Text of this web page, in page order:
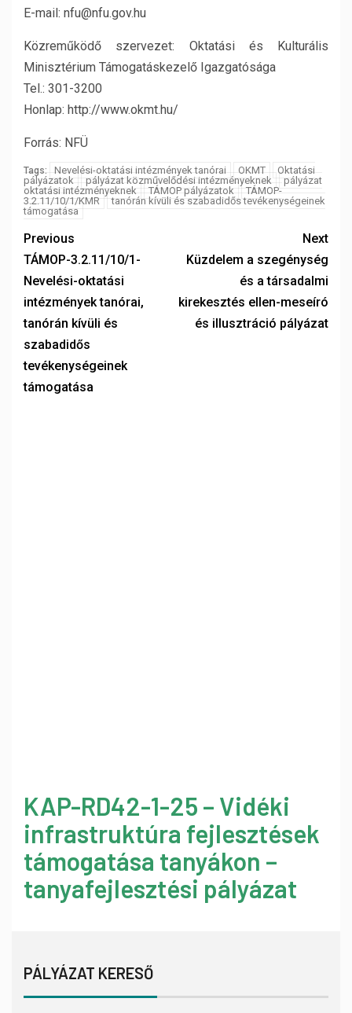
E-mail: nfu@nfu.gov.hu
Közreműködő szervezet: Oktatási és Kulturális
Minisztérium Támogatáskezelő Igazgatósága
Tel.: 301-3200
Honlap: http://www.okmt.hu/
Forrás: NFÜ
Tags: Nevelési-oktatási intézmények tanórai OKMT
Oktatási
pályázatok
pályázat közművelődési intézményeknek
pályázat
oktatási intézményeknek
TÁMOP pályázatok
TÁMOP-
3.2.11/10/1/KMR
tanórán kívüli és szabadidős tevékenységeinek
támogatása
Previous
TÁMOP-3.2.11/10/1-
Nevelési-oktatási
intézmények tanórai,
tanórán kívüli és
szabadidős
tevékenységeinek
támogatása
Next
Küzdelem a szegénység
és a társadalmi
kirekesztés ellen-meseíró
és illusztráció pályázat
KAP-RD42-1-25 – Vidéki
infrastruktúra fejlesztések
támogatása tanyákon –
tanyafejlesztési pályázat
PÁLYÁZAT KERESŐ